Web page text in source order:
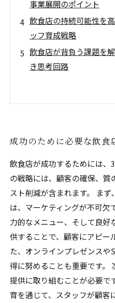
事業展開のポイント
飲食店の持続可能性を
ッフ育成戦略
飲食店が背負う課題を
き思考回路
成功のために必要な飲食
飲食店が成功するためには、
の戦略には、顧客の確保、質
スト削減が含まれます。 ま
は、マーケティングが不可欠
力的なメニュー、そして良好
供することで、顧客にアピー
た、オンラインプレゼンス
得に努めることも重要です。
提供に取り組むことが必要で
育を通じて、スタッフが顧客